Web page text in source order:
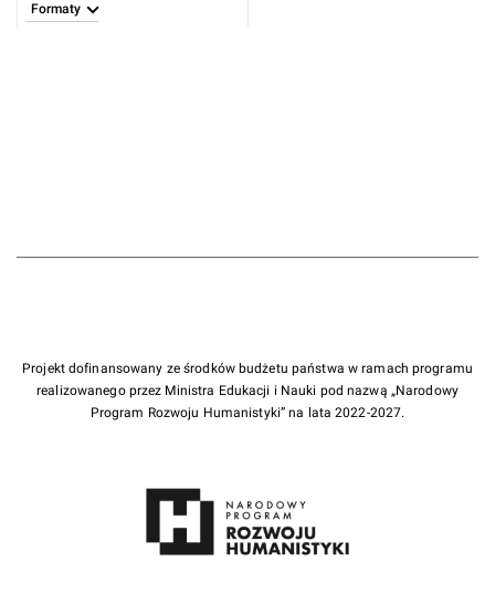
Formaty
Projekt dofinansowany ze środków budżetu państwa w ramach programu
realizowanego przez Ministra Edukacji i Nauki pod nazwą „Narodowy
Program Rozwoju Humanistyki” na lata 2022-2027.